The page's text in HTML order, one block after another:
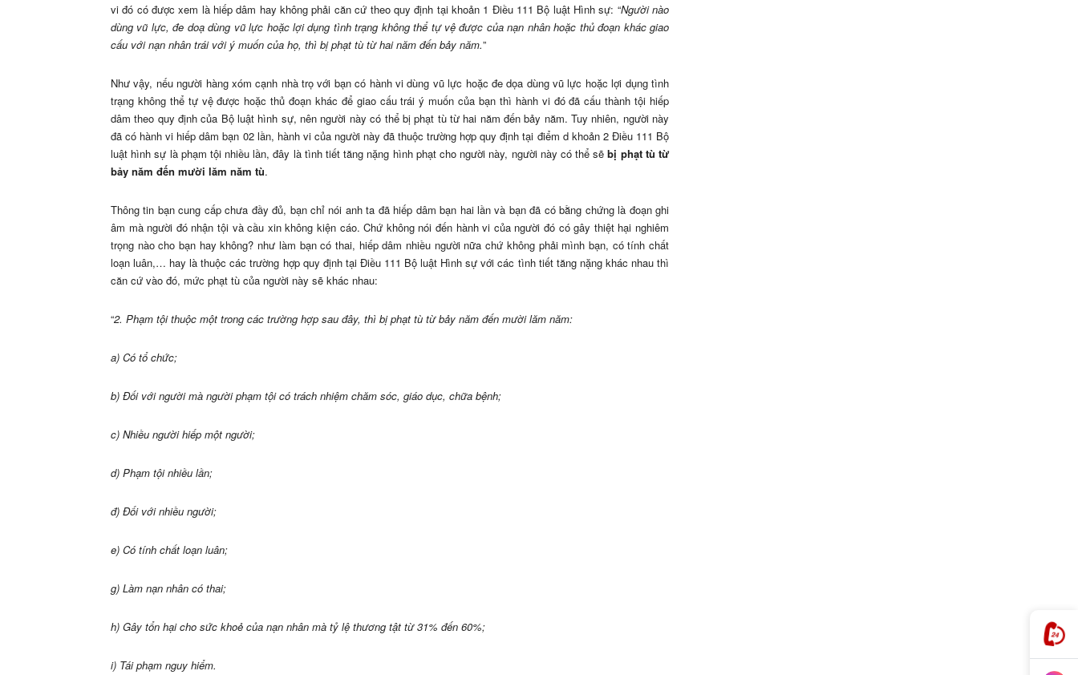
vi đó có được xem là hiếp dâm hay không phải căn cứ theo quy định tại khoản 1 Điều 111 Bộ luật Hình sự: “Người nào
dùng vũ lực, đe doạ dùng vũ lực hoặc lợi dụng tình trạng không thể tự vệ được của nạn nhân hoặc thủ đoạn khác giao
cấu với nạn nhân trái với ý muốn của họ, thì bị phạt tù từ hai năm đến bảy năm.”
Như vậy, nếu người hàng xóm cạnh nhà trọ với bạn có hành vi dùng vũ lực hoặc đe dọa dùng vũ lực hoặc lợi dụng tình
trạng không thể tự vệ được hoặc thủ đoạn khác để giao cấu trái ý muốn của bạn thì hành vi đó đã cấu thành tội hiếp
dâm theo quy định của Bộ luật hình sự, nên người này có thể bị phạt tù từ hai năm đến bảy năm. Tuy nhiên, người này
đã có hành vi hiếp dâm bạn 02 lần, hành vi của người này đã thuộc trường hợp quy định tại điểm d khoản 2 Điều 111 Bộ
luật hình sự là phạm tội nhiều lần, đây là tình tiết tăng nặng hình phạt cho người này, người này có thể sẽ bị phạt tù từ
bảy năm đến mười lăm năm tù.
Thông tin bạn cung cấp chưa đầy đủ, bạn chỉ nói anh ta đã hiếp dâm bạn hai lần và bạn đã có bằng chứng là đoạn ghi
âm mà người đó nhận tội và cầu xin không kiện cáo. Chứ không nói đến hành vi của người đó có gây thiệt hại nghiêm
trọng nào cho bạn hay không? như làm bạn có thai, hiếp dâm nhiều người nữa chứ không phải mình bạn, có tính chất
loạn luân,… hay là thuộc các trường hợp quy định tại Điều 111 Bộ luật Hình sự với các tình tiết tăng nặng khác nhau thì
căn cứ vào đó, mức phạt tù của người này sẽ khác nhau:
“2. Phạm tội thuộc một trong các trường hợp sau đây, thì bị phạt tù từ bảy năm đến mười lăm năm:
a) Có tổ chức;
b) Đối với người mà người phạm tội có trách nhiệm chăm sóc, giáo dục, chữa bệnh;
c) Nhiều người hiếp một người;
d) Phạm tội nhiều lần;
đ) Đối với nhiều người;
e) Có tính chất loạn luân;
g) Làm nạn nhân có thai;
h) Gây tổn hại cho sức khoẻ của nạn nhân mà tỷ lệ thương tật từ 31% đến 60%;
i) Tái phạm nguy hiểm.